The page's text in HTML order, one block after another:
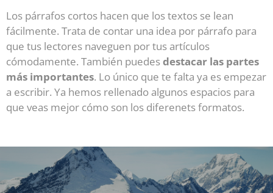
Los párrafos cortos hacen que los textos se lean
fácilmente. Trata de contar una idea por párrafo para
que tus lectores naveguen por tus artículos
cómodamente. También puedesdestacar las partes
más importantes. Lo único que te falta ya es empezar
a escribir. Ya hemos rellenado algunos espacios para
que veas mejor cómo son los diferenets formatos.